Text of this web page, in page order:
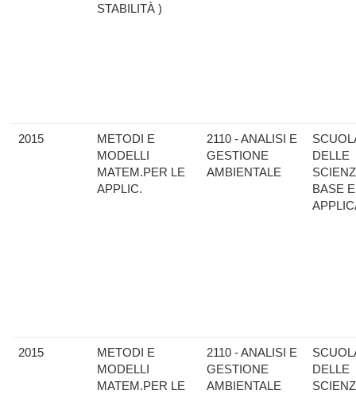
STABILITÀ )
2015
METODI E
MODELLI
MATEM.PER LE
APPLIC.
2110 - ANALISI E
GESTIONE
AMBIENTALE
DELLE
BASE E
2015
METODI E
MODELLI
MATEM.PER LE
2110 - ANALISI E
GESTIONE
AMBIENTALE
DELLE